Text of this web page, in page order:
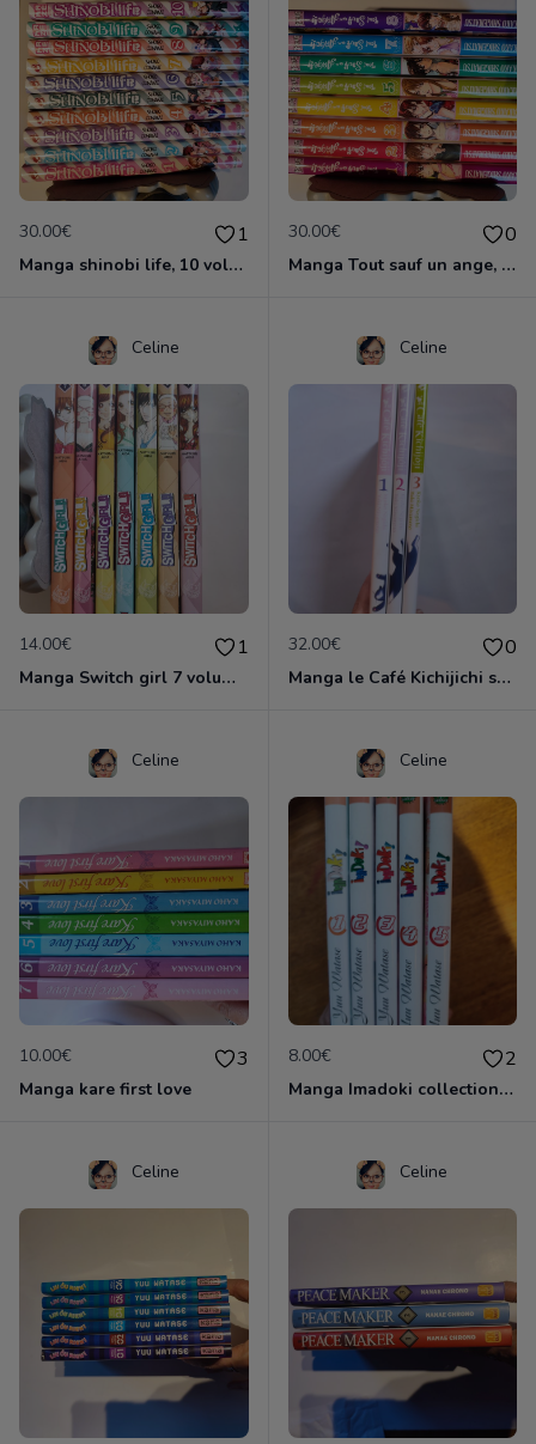
30.00€ 1
Manga shinobi life, 10 volumes
30.00€ 0
Manga Tout sauf un ange, collection complète
Celine
14.00€ 1
Manga Switch girl 7 volumes
Celine
32.00€ 0
Manga le Café Kichijichi série complète 3v
Celine
10.00€ 3
Manga kare first love
Celine
8.00€ 2
Manga Imadoki collection complète
Celine Celine